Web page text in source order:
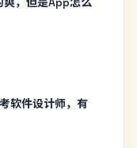
软件设计师，有